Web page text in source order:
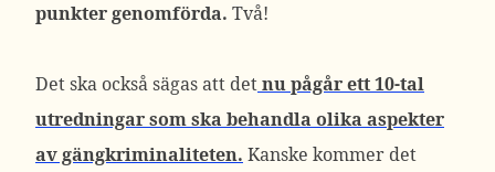
punkter genomförda. Två!
Det ska också sägas att detnu pågår ett 10-tal
utredningar som ska behandla olika aspekter
av gängkriminaliteten. Kanske kommer det